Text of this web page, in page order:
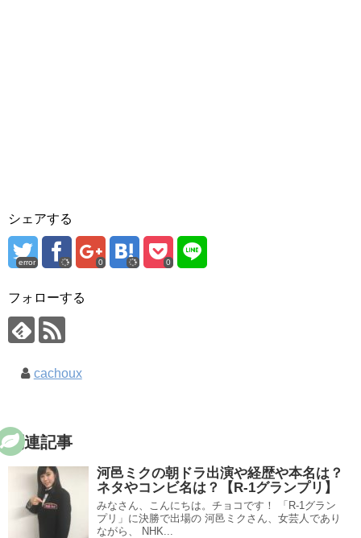
シェアする
error 0 0
フォローする
cachoux
関連記事
河邑ミクの朝ドラ出演や経歴や本名は？
ネタやコンビ名は？【R-1グランプリ】
みなさん、こんにちは。チョコです！ 「R-1グラン
プリ」に決勝で出場の 河邑ミクさん、女芸人であり
ながら、 NHK...